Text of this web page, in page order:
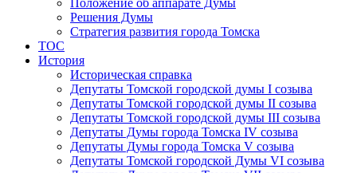
Решения Думы
Стратегия развития города Томска
ТОС
История
Историческая справка
Депутаты Томской городской думы I созыва
Депутаты Томской городской думы II созыва
Депутаты Томской городской думы III созыва
Депутаты Думы города Томска IV созыва
Депутаты Думы города Томска V созыва
Депутаты Томской городской Думы VI созыва